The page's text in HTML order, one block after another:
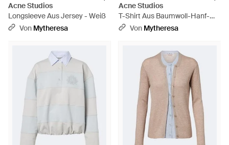
Acne Studios
Longsleeve Aus Jersey - Weiß
Von Mytheresa
Acne Studios
T-Shirt Aus Baumwoll-Hanf-
Jersey - Pink
Von Mytheresa